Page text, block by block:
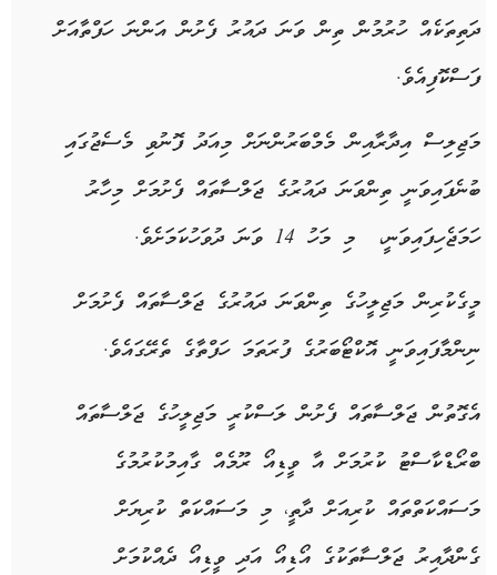
ދަތިތަކެއް ހުރުމުން ތިން ވަނަ ދައުރު ފެށުން އަންނަ ހަފްތާއަށް
ފަސްކޮފިއެވެ.
މަޖިލިސް އިދާރާއިން މެމްބަރުންނަށް މިއަދު ފޮނުވި މެސެޖުގައި
ބުނެފައިވަނީ ތިންވަނަ ދައުރުގެ ޖަލްސާތައް ފެށުމަށް މިހާރު
ހަމަޖެހިފައިވަނީ، މި މަހު 14 ވަނަ ދުވަހުކަމަށެވެ.
މީގެކުރިން މަޖިލީހުގެ ތިންވަނަ ދައުރުގެ ޖަލްސާތައް ފެށުމަށް
ނިންމާފައިވަނީ އޮކްޓޯބަރުގެ ފުރަތަމަ ހަފްތާގެ ތެރޭގައެވެ.
އެގޮތުން ޖަލްސާތައް ފެށުން ލަސްކުރީ މަޖިލީހުގެ ޖަލްސާތައް
ބްރޯޑްކާސްޓު ކުރުމަށް އާ ވީޑިއޯ ރޫމެއް ގާއިމުކުރުމުގެ
މަސައްކަތްތައް ކުރިއަށް ދާތީ، މި މަސައްކަތް ކުރިޔަށް
ގެންދާއިރު ޖަލްސާތަކުގެ އޯޑިއޯ އަދި ވީޑިއޯ ދެއްކުމަށް